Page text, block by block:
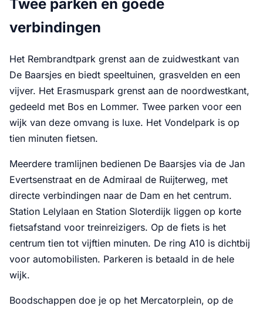
Twee parken en goede
verbindingen
Het Rembrandtpark grenst aan de zuidwestkant van
De Baarsjes en biedt speeltuinen, grasvelden en een
vijver. Het Erasmuspark grenst aan de noordwestkant,
gedeeld met Bos en Lommer. Twee parken voor een
wijk van deze omvang is luxe. Het Vondelpark is op
tien minuten fietsen.
Meerdere tramlijnen bedienen De Baarsjes via de Jan
Evertsenstraat en de Admiraal de Ruijterweg, met
directe verbindingen naar de Dam en het centrum.
Station Lelylaan en Station Sloterdijk liggen op korte
fietsafstand voor treinreizigers. Op de fiets is het
centrum tien tot vijftien minuten. De ring A10 is dichtbij
voor automobilisten. Parkeren is betaald in de hele
wijk.
Boodschappen doe je op het Mercatorplein, op de